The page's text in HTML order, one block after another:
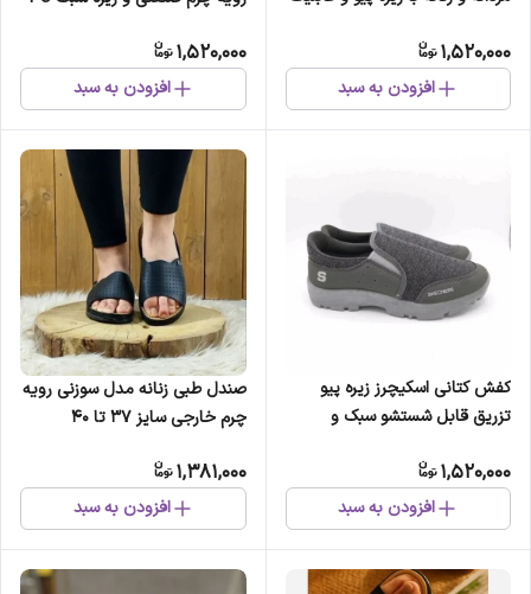
1,520,000
افزودن به سبد
1,520,000
افزودن به سبد
کفش کتانی اسکیچرز زیره پیو
تزریق قابل شستشو سبک و
1,520,000
افزودن به سبد
صندل طبی زنانه مدل سوزنی رویه
چرم خارجی سایز 37 تا 40
1,381,000
افزودن به سبد